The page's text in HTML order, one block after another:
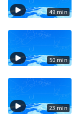
49 min
50 min
23 min